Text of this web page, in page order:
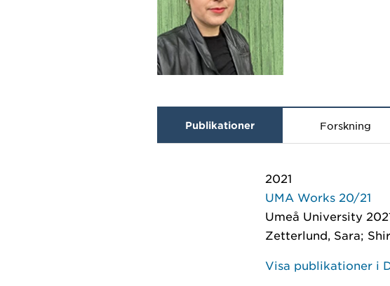
Publikationer Forskning
2021
UMA Works 20/21
Umeå University
Zetterlund, Sara;
Visa publikationer i